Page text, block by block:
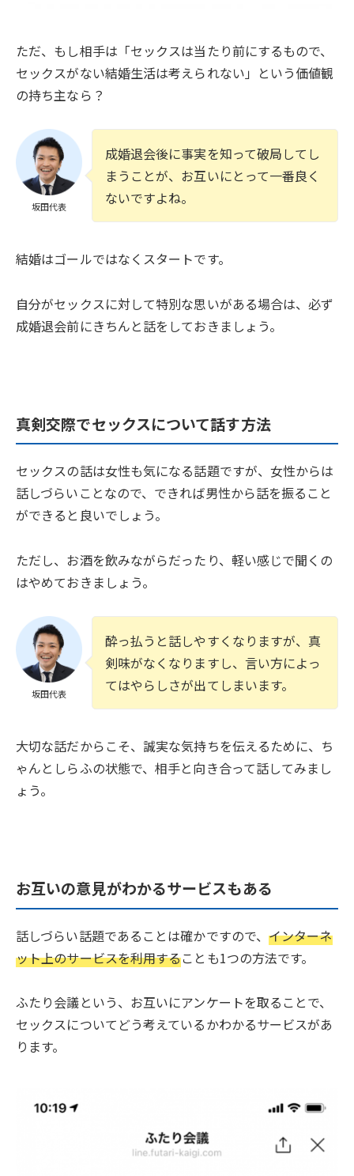
ただ、もし相手は「セックスは当たり前にするもので、
セックスがない結婚生活は考えられない」という価値観
の持ち主なら？
坂田代表
成婚退会後に事実を知って破局してし
まうことが、お互いにとって一番良く
ないですよね。
結婚はゴールではなくスタートです。
自分がセックスに対して特別な思いがある場合は、必ず
成婚退会前にきちんと話をしておきましょう。
真剣交際でセックスについて話す方法
セックスの話は女性も気になる話題ですが、女性からは
話しづらいことなので、できれば男性から話を振ること
ができると良いでしょう。
ただし、お酒を飲みながらだったり、軽い感じで聞くの
はやめておきましょう。
坂田代表
酔っ払うと話しやすくなりますが、真
剣味がなくなりますし、言い方によっ
てはやらしさが出てしまいます。
大切な話だからこそ、誠実な気持ちを伝えるために、ち
ゃんとしらふの状態で、相手と向き合って話してみまし
ょう。
お互いの意見がわかるサービスもある
話しづらい話題であることは確かですので、 インターネ
ット上のサービスを利用することも1つの方法です。
ふたり会議という、お互いにアンケートを取ることで、
セックスについてどう考えているかわかるサービスがあ
ります。